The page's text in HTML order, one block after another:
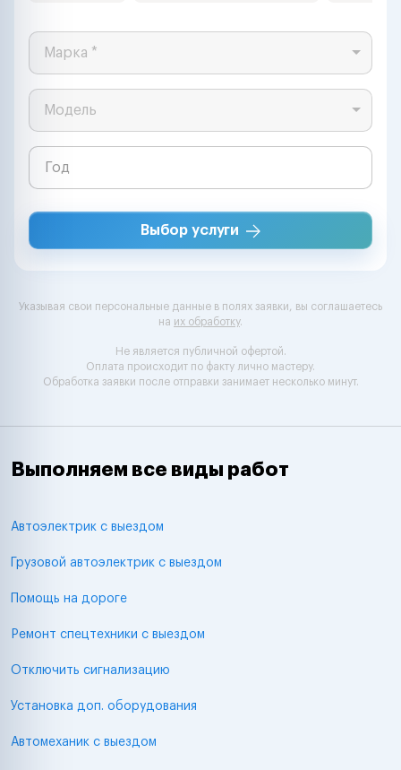
Марка *
Модель
Выбор услуги
Указывая свои персональные данные в полях заявки, вы соглашаетесь
на их обработку.
Не является публичной офертой.
Оплата происходит по факту лично мастеру.
Обработка заявки после отправки занимает несколько минут.
Выполняем все виды работ
Автоэлектрик с выездом
Грузовой автоэлектрик с выездом
Помощь на дороге
Ремонт спецтехники с выездом
Отключить сигнализацию
Установка доп. оборудования
Автомеханик с выездом